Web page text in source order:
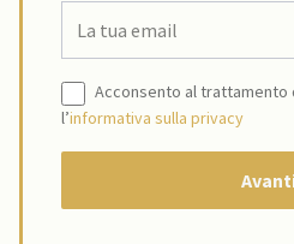
Acconsento al trattamento
l’informativa sulla privacy